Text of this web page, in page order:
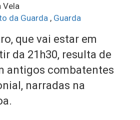
Vela
da Guarda, Guarda
que vai estar em
da 21h30, resulta de
antigos combatentes
narradas na